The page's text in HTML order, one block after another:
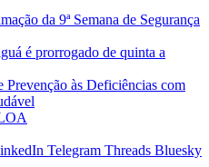
da 9ª Semana de Segurança
é prorrogado de quinta a
Prevenção às Deficiências com
Telegram Threads Bluesky